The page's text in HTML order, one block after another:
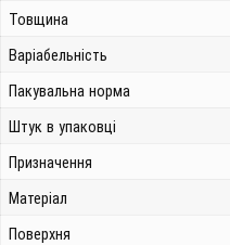
Товщина
Варіабельність
Пакувальна норма
Штук в упаковці
Призначення
Матеріал
Поверхня